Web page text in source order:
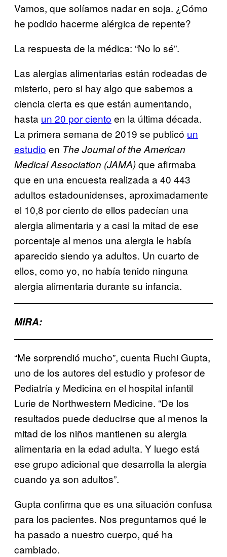
Vamos, que solíamos nadar en soja. ¿Cómo
he podido hacerme alérgica de repente?
La respuesta de la médica: “No lo sé”.
Las alergias alimentarias están rodeadas de
misterio, pero si hay algo que sabemos a
ciencia cierta es que están aumentando,
hasta un 20 por ciento en la última década.
La primera semana de 2019 se publicó un
estudio en The Journal of the American
Medical Association (JAMA)que afirmaba
que en una encuesta realizada a 40 443
adultos estadounidenses, aproximadamente
el 10,8 por ciento de ellos padecían una
alergia alimentaria y a casi la mitad de ese
porcentaje al menos una alergia le había
aparecido siendo ya adultos. Un cuarto de
ellos, como yo, no había tenido ninguna
alergia alimentaria durante su infancia.
MIRA:
“Me sorprendió mucho”, cuenta Ruchi Gupta,
uno de los autores del estudio y profesor de
Pediatría y Medicina en el hospital infantil
Lurie de Northwestern Medicine. “De los
resultados puede deducirse que al menos la
mitad de los niños mantienen su alergia
alimentaria en la edad adulta. Y luego está
ese grupo adicional que desarrolla la alergia
cuando ya son adultos”.
Gupta confirma que es una situación confusa
para los pacientes. Nos preguntamos qué le
ha pasado a nuestro cuerpo, qué ha
cambiado.